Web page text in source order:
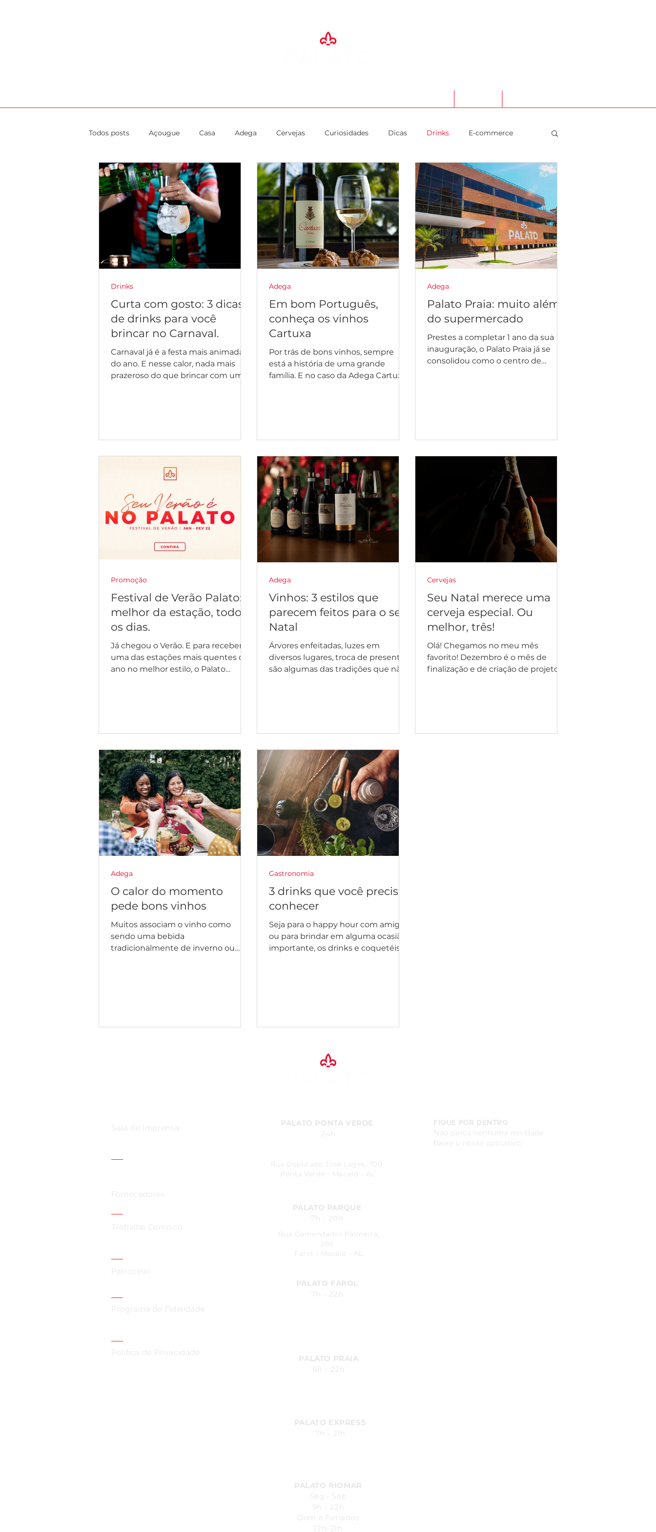
Todos posts Açougue Casa Adega Cervejas Curiosidades Dicas Drinks E-commerce
Evento Gastronomia Padaria Presentes Promoção Restaurantes Social
Saúde
Curta com gosto: 3 dicas
de drinks para você
brincar no Carnaval.
Carnaval já é a festa mais animada
do ano. E nesse calor, nada mais
prazeroso do que brincar com uma
Drinks
Em bom Português,
conheça os vinhos
Cartuxa
Por trás de bons vinhos, sempre
está a história de uma grande
família. E no caso da Adega Cartuxa,
Adega
Palato Praia: muito além
do supermercado
Prestes a completar 1 ano da sua
inauguração, o Palato Praia já se
consolidou como o centro de
Adega
Festival de Verão Palato: o
melhor da estação, todos
os dias.
Já chegou o Verão. E para receber
uma das estações mais quentes do
ano no melhor estilo, o Palato
Promoção
Vinhos: 3 estilos que
parecem feitos para o seu
Natal
Árvores enfeitadas, luzes em
diversos lugares, troca de presentes
são algumas das tradições que não
Adega
Seu Natal merece uma
cerveja especial. Ou
melhor, três!
Olá! Chegamos no meu mês
favorito! Dezembro é o mês de
finalização e de criação de projetos,
Cervejas
O calor do momento
pede bons vinhos
Muitos associam o vinho como
sendo uma bebida
tradicionalmente de inverno ou
Adega
3 drinks que você precisa
conhecer
Seja para o happy hour com amigos
ou para brindar em alguma ocasião
importante, os drinks e coquetéis
Gastronomia
Sala de Imprensa
PALATO PONTA VERDE
24h
FIQUE POR DENTRO
Não perca nenhuma novidade.
Baixe o nosso aplicativo.
Rua Deputado José Lages, 700
Ponta Verde - Maceió - AL
Fornecedores
Trabalhe Conosco
PALATO PARQUE
7h - 20h
Rua Comendador Palmeira,
286
Farol - Maceió - AL
Patrocínio
Programa de Fidelidade
PALATO FAROL
7h - 22h
Política de Privacidade
PALATO PRAIA
6h - 22h
PALATO EXPRESS
7h - 21h
PALATO RIOMAR
Seg - Sáb
9h - 22h
Dom e Feriados
12h-21h